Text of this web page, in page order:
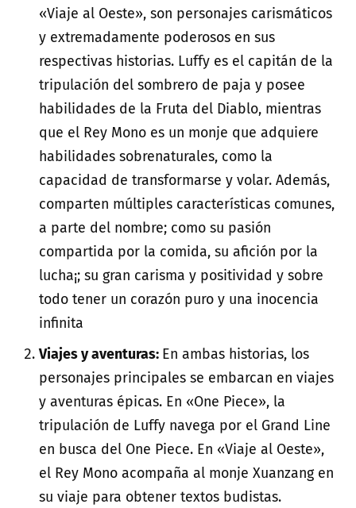
«Viaje al Oeste», son personajes carismáticos
y extremadamente poderosos en sus
respectivas historias. Luffy es el capitán de la
tripulación del sombrero de paja y posee
habilidades de la Fruta del Diablo, mientras
que el Rey Mono es un monje que adquiere
habilidades sobrenaturales, como la
capacidad de transformarse y volar. Además,
comparten múltiples características comunes,
a parte del nombre; como su pasión
compartida por la comida, su afición por la
lucha¡; su gran carisma y positividad y sobre
todo tener un corazón puro y una inocencia
infinita
Viajes y aventuras: En ambas historias, los
personajes principales se embarcan en viajes
y aventuras épicas. En «One Piece», la
tripulación de Luffy navega por el Grand Line
en busca del One Piece. En «Viaje al Oeste»,
el Rey Mono acompaña al monje Xuanzang en
su viaje para obtener textos budistas.